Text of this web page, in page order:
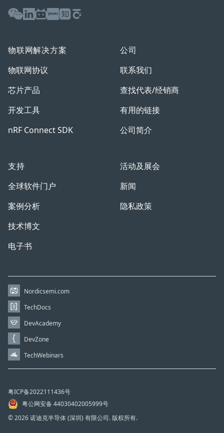
WeChatLinkedIn
BilibiliYoukuZhihuBaijiahao
物联网解决方案
物联网协议
芯片产品
开发工具
nRF Connect SDK
支持
全球软件门户
案例分析
技术博文
电子书
公司
联系我们
查找代表/经销商
有用的链接
公司简介
活动及展会
新闻
隐私政策
Nordicsemi.com
TechDocs
DevAcademy
DevZone
TechWebinars
粤ICP备2022111436号
粤公网安备 44030402005999号
© 2026 诺迪克半导体 (深圳) 有限公司. 版权所有.